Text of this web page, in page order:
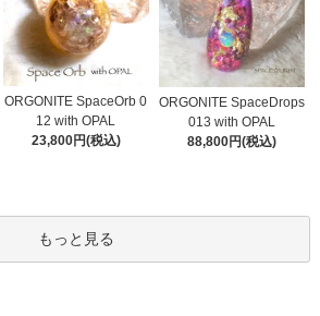
ORGONITE SpaceOrb 0
12 with OPAL
23,800円(税込)
ORGONITE SpaceDrops
013 with OPAL
88,800円(税込)
もっと見る